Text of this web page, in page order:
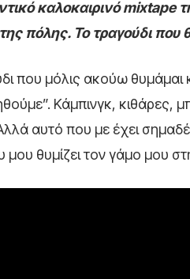
καλοκαιρινό
πόλης. Το τραγούδι που
που μόλις ακούω θυμάμαι
Κάμπινγκ, κιθάρες,
αυτό που με έχει
μου θυμίζει τον γάμο μου